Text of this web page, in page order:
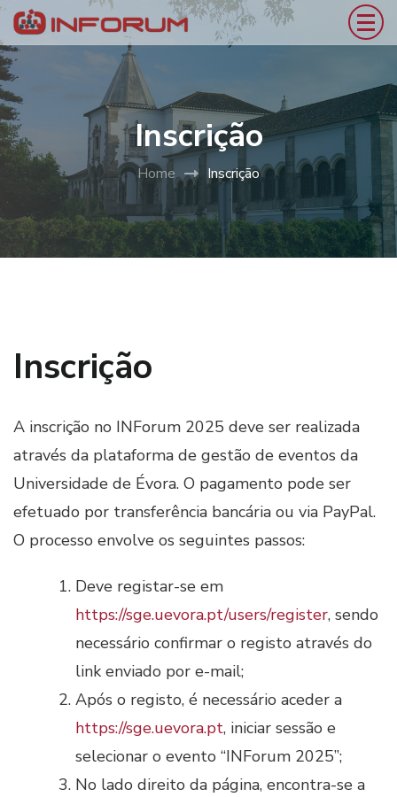
Inscrição
Home Inscrição
Inscrição
A inscrição no INForum 2025 deve ser realizada
através da plataforma de gestão de eventos da
Universidade de Évora. O pagamento pode ser
efetuado por transferência bancária ou via PayPal.
O processo envolve os seguintes passos:
Deve registar-se em
https://sge.uevora.pt/users/register, sendo
necessário confirmar o registo através do
link enviado por e-mail;
Após o registo, é necessário aceder a
https://sge.uevora.pt, iniciar sessão e
selecionar o evento “INForum 2025”;
No lado direito da página, encontra-se a